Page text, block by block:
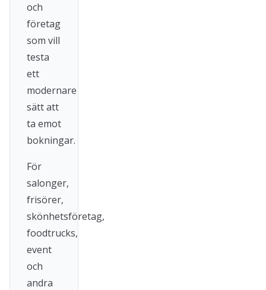
och
företag
som vill
testa
ett
modernare
sätt att
ta emot
bokningar.
För
salonger,
frisörer,
skönhetsföretag,
foodtrucks,
event
och
andra